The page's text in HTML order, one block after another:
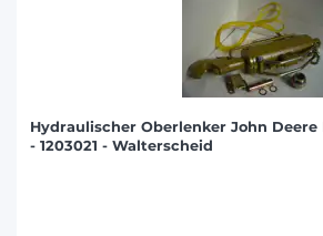
Hydraulischer Oberlenker John Deere
- 1203021 - Walterscheid